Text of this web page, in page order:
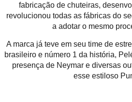
fabricação de chuteiras,
revolucionou todas as fábricas do
a adotar o mesmo
A marca já teve em seu time de
brasileiro e número 1 da história,
presença de Neymar e diversas
esse estiloso